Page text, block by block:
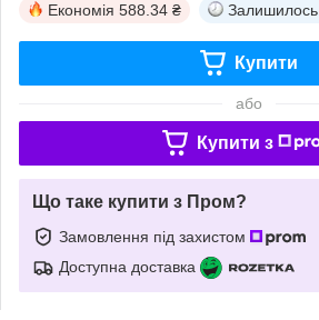
Економія 588.34 ₴ Залишилось
Купити
або
Купити з
Що таке купити з Пром?
Замовлення під захистом
Доступна доставка